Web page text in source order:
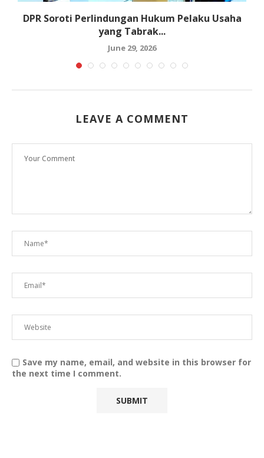
DPR Soroti Perlindungan Hukum Pelaku Usaha
yang Tabrak...
June 29, 2026
LEAVE A COMMENT
Save my name, email, and website in this browser for
the next time I comment.